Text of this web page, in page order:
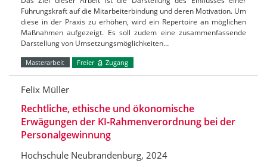
Führungskraft auf die Mitarbeiterbindung und deren Motivation. Um
diese in der Praxis zu erhöhen, wird ein Repertoire an möglichen
Maßnahmen aufgezeigt. Es soll zudem eine zusammenfassende
Darstellung von Umsetzungsmöglichkeiten…
Masterarbeit Freier Zugang
Felix Müller
Rechtliche, ethische und ökonomische
Erwägungen der KI-Rahmenverordnung bei der
Personalgewinnung
Hochschule Neubrandenburg, 2024